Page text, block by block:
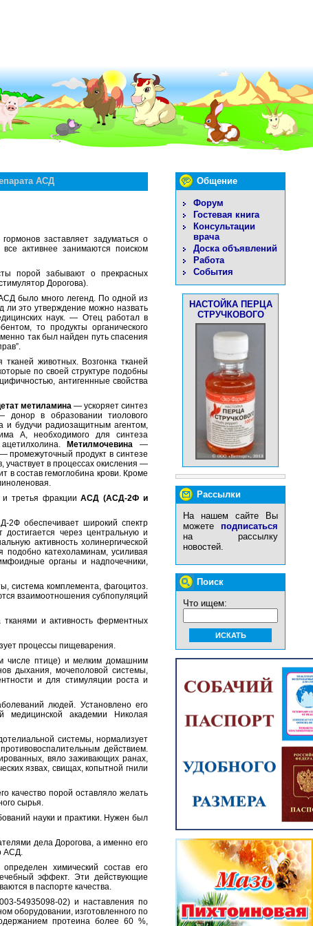
Общение
Форум
Гостевая книга
Консультации
врача
Доска объявлений
Работа
События
НАСТОЙКА ПЕРЦА
СТРУЧКОВОГО
Рассылки
На нашем сайте Вы
можете подписаться
на рассылку
новостей.
Поиск
Что ищем:
АСД
заставляет задуматься о
активнее занимаются поиском
порой забывают о прекрасных
Дорогова).
было много легенд. По одной из
ли это утверждение можно назвать
наук. — Отец работал в
то продукты органического
так был найден путь спасения
животных. Возгонка тканей
по своей структуре подобны
антигеннные свойства
метиламина — ускоряет синтез
в образовании тиолового
и будучи радиозащитным агентом,
А, необходимого для синтеза
Метилмочевина —
промежуточный продукт в синтезе
в процессах окисления —
в состав гемоглобина крови. Кроме
третья фракции АСД (АСД-2Ф и
2Ф обеспечивает широкий спектр
через центральную и
активность холинергической
подобно катехоламинам, усиливая
органы и надпочечники,
система комплемента, фагоцитоз.
взаимоотношения субпопуляций
тканями и активность ферментных
процессы пищеварения.
числе птице) и мелким домашним
дыхания, мочеполовой системы,
и для стимуляции роста и
людей. Установлено его
медицинской академии Николая
системы, нормализует
действием.
вяло заживающих ранах,
язвах, свищах, копытной гнили
качество порой оставляло желать
сырья.
науки и практики. Нужен был
дела Дорогова, а именно его
АСД.
химический состав его
эффект. Эти действующие
в паспорте качества.
54935098-02) и наставления по
оборудовании, изготовленного по
протеина более 60 %,